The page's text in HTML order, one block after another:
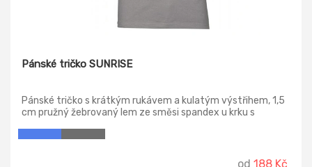
Pánské tričko SUNRISE
Pánské tričko s krátkým rukávem a kulatým výstřihem, 1,5
cm pružný žebrovaný lem ze směsi spandex u krku s
od 188 Kč